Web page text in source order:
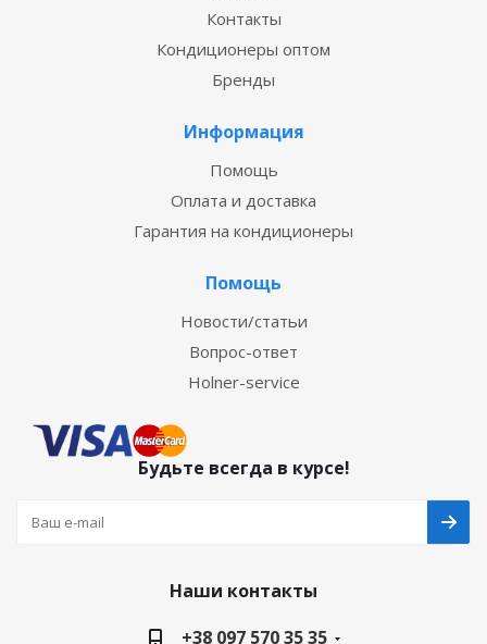
Контакты
Кондиционеры оптом
Бренды
Информация
Помощь
Оплата и доставка
Гарантия на кондиционеры
Помощь
Новости/статьи
Вопрос-ответ
Holner-service
Будьте всегда в курсе!
Наши контакты
+38 097 570 35 35